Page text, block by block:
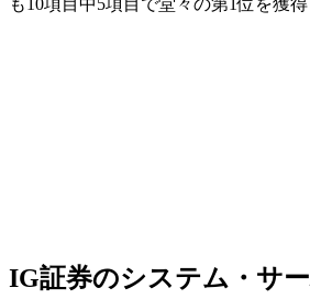
も10項目中5項目で堂々の第1位を獲得
IG証券のシステム・サ